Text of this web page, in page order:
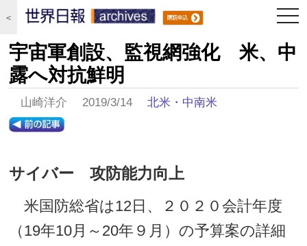
＜
宇宙軍創設、監視網強化 米、中
露へ対抗鮮明
山崎洋介 2019/3/14北米・中南米
サイバー 攻防能力向上
米国防総省は12日、２０２０会計年度
（19年10月～20年９月）の予算案の詳細